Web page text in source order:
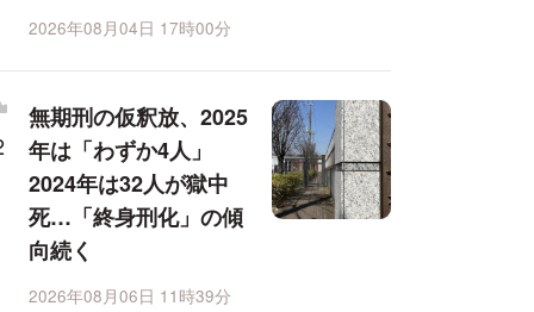
2026年08月04日 17時00分
無期刑の仮釈放、2025
年は「わずか4人」
2024年は32人が獄中
死…「終身刑化」の傾
向続く
2026年08月06日 11時39分